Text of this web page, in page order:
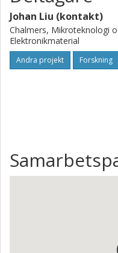
Johan Liu (kontakt)
Chalmers, Mikroteknologi
Elektronikmaterial
Andra projekt Forskning